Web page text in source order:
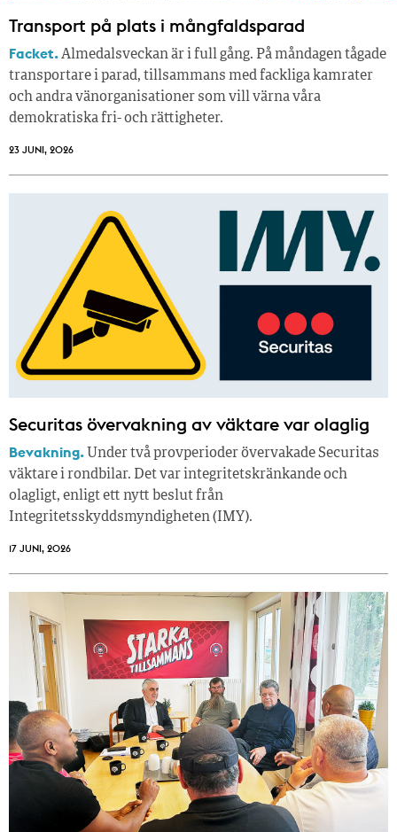
Transport på plats i mångfaldsparad
Facket.Almedalsveckan är i full gång. På måndagen tågade
transportare i parad, tillsammans med fackliga kamrater
och andra vänorganisationer som vill värna våra
demokratiska fri- och rättigheter.
23 JUNI, 2026
Securitas övervakning av väktare var olaglig
Bevakning. Under två provperioder övervakade Securitas
väktare i rondbilar. Det var integritetskränkande och
olagligt, enligt ett nytt beslut från
Integritetsskyddsmyndigheten (IMY).
17 JUNI, 2026